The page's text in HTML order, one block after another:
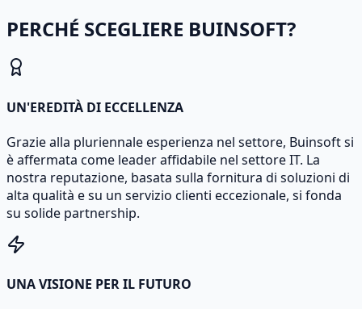
PERCHÉ SCEGLIERE BUINSOFT?
UN'EREDITÀ DI ECCELLENZA
Grazie alla pluriennale esperienza nel settore, Buinsoft si
è affermata come leader affidabile nel settore IT. La
nostra reputazione, basata sulla fornitura di soluzioni di
alta qualità e su un servizio clienti eccezionale, si fonda
su solide partnership.
UNA VISIONE PER IL FUTURO